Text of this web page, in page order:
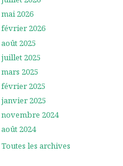
mai 2026
février 2026
août 2025
juillet 2025
mars 2025
février 2025
janvier 2025
novembre 2024
août 2024
Toutes les archives